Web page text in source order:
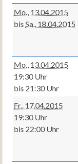
Mo., 13.04.2015
bis Sa., 18.04.2015
Mo., 13.04.2015
19:30 Uhr
bis 21:30 Uhr
Fr., 17.04.2015
19:30 Uhr
bis 22:00 Uhr